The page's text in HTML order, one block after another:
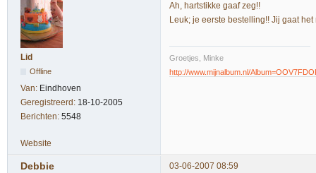
Lid
Offline
Van: Eindhoven
Geregistreerd: 18-10-2005
Berichten: 5548
Ah, hartstikke gaaf zeg!!
Leuk; je eerste bestelling!! Jij gaat
Groetjes, Minke
http://www.mijnalbum.nl/
Website
Debbie 03-06-2007 08:59